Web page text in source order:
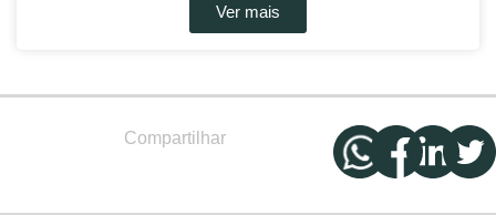
Ver mais
Compartilhar